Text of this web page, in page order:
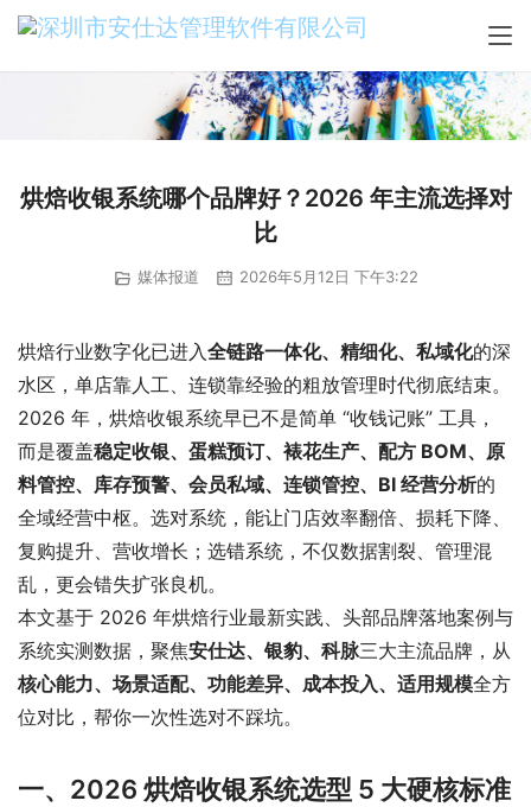
烘焙收银系统哪个品牌好？2026 年主流选择对
比
媒体报道 2026年5月12日 下午3:22
烘焙行业数字化已进入全链路一体化、精细化、私域化的深
水区，单店靠人工、连锁靠经验的粗放管理时代彻底结束。
2026 年，烘焙收银系统早已不是简单 “收钱记账” 工具，
而是覆盖稳定收银、蛋糕预订、裱花生产、配方 BOM、原
料管控、库存预警、会员私域、连锁管控、BI 经营分析的
全域经营中枢。选对系统，能让门店效率翻倍、损耗下降、
复购提升、营收增长；选错系统，不仅数据割裂、管理混
乱，更会错失扩张良机。
本文基于 2026 年烘焙行业最新实践、头部品牌落地案例与
系统实测数据，聚焦安仕达、银豹、科脉三大主流品牌，从
核心能力、场景适配、功能差异、成本投入、适用规模全方
位对比，帮你一次性选对不踩坑。
一、2026 烘焙收银系统选型 5 大硬核标准